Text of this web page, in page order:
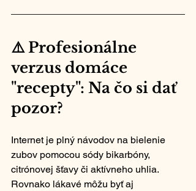
⚠️ Profesionálne
verzus domáce
"recepty": Na čo si dať
pozor?
Internet je plný návodov na bielenie
zubov pomocou sódy bikarbóny,
citrónovej šťavy či aktívneho uhlia.
Rovnako lákavé môžu byť aj